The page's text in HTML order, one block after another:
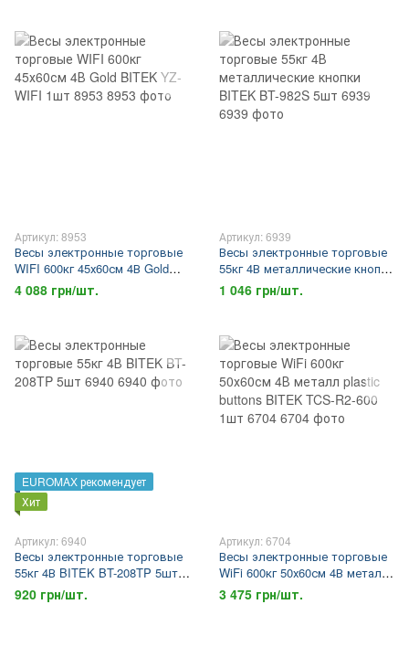
Артикул: 8953
Весы электронные торговые
WIFI 600кг 45х60см 4В Gold
BITEK YZ-WIFI 1шт 8953
4 088 грн/шт.
Артикул: 6939
Весы электронные торговые
55кг 4В металлические кнопки
BITEK BT-982S 5шт 6939
1 046 грн/шт.
EUROMAX рекомендует
Хит
Артикул: 6940
Весы электронные торговые
55кг 4В BITEK BT-208TP 5шт
6940
920 грн/шт.
Артикул: 6704
Весы электронные торговые
WiFi 600кг 50х60см 4В металл
plastic buttons BITEK TCS-R2-
600 1шт 6704
3 475 грн/шт.